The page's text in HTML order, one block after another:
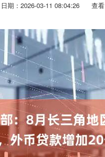
日期：2026-03-11 08:04:26 查